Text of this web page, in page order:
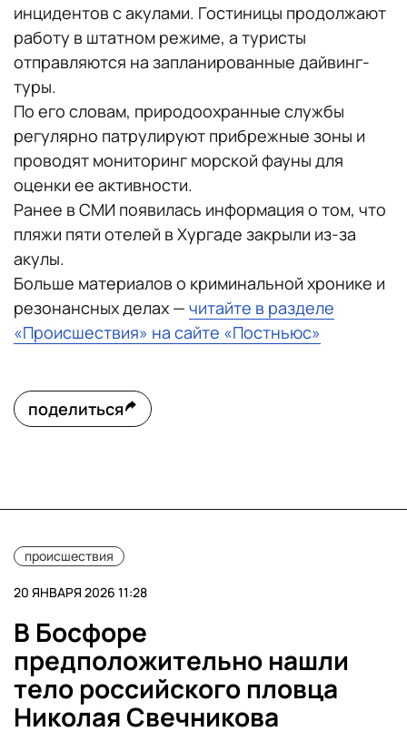
инцидентов с акулами. Гостиницы продолжают
работу в штатном режиме, а туристы
отправляются на запланированные дайвинг-
туры.
По его словам, природоохранные службы
регулярно патрулируют прибрежные зоны и
проводят мониторинг морской фауны для
оценки ее активности.
Ранее в СМИ появилась информация о том, что
пляжи пяти отелей в Хургаде закрыли из-за
акулы.
Больше материалов о криминальной хронике и
резонансных делах — читайте в разделе
«Происшествия» на сайте «Постньюс»
поделиться
происшествия
20 ЯНВАРЯ 2026 11:28
В Босфоре
предположительно нашли
тело российского пловца
Николая Свечникова